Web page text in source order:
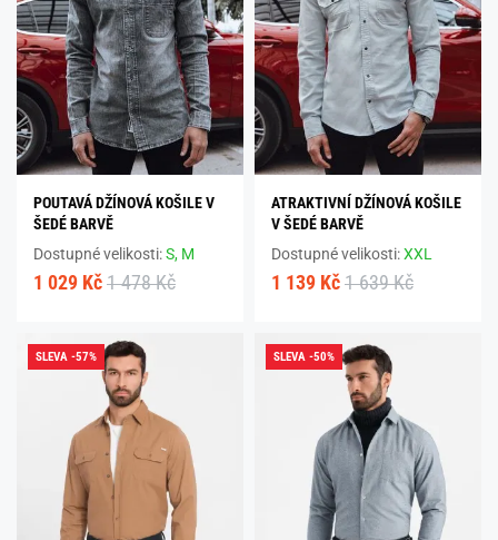
POUTAVÁ DŽÍNOVÁ KOŠILE V
ŠEDÉ BARVĚ
Dostupné velikosti:S, M
1 029 Kč 1 478 Kč
ATRAKTIVNÍ DŽÍNOVÁ KOŠILE
V ŠEDÉ BARVĚ
Dostupné velikosti:XXL
1 139 Kč 1 639 Kč
SLEVA -57% SLEVA -50%